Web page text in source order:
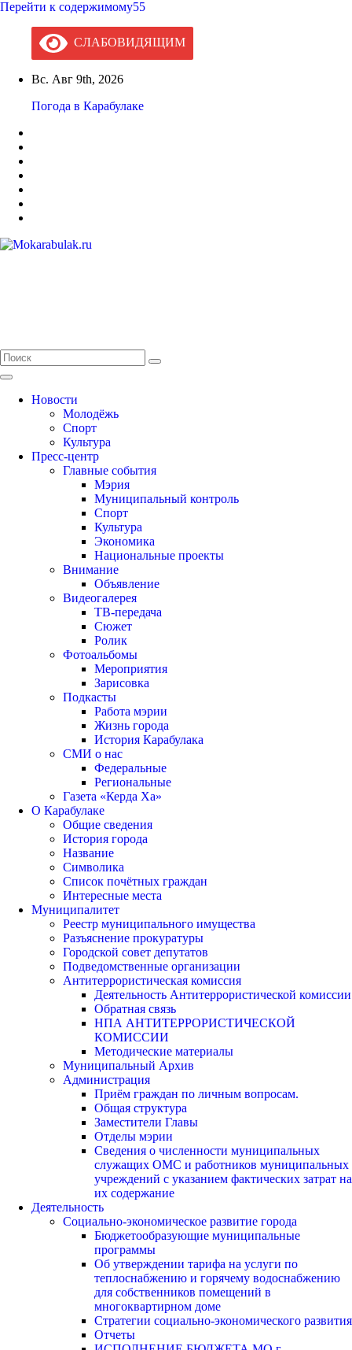
Перейти к содержимому55
СЛАБОВИДЯЩИМ
Вс. Авг 9th, 2026
Погода в Карабулаке
Новости
Молодёжь
Спорт
Культура
Пресс-центр
Главные события
Мэрия
Муниципальный контроль
Спорт
Культура
Экономика
Национальные проекты
Внимание
Объявление
Видеогалерея
ТВ-передача
Сюжет
Ролик
Фотоальбомы
Мероприятия
Зарисовка
Подкасты
Работа мэрии
Жизнь города
История Карабулака
СМИ о нас
Федеральные
Региональные
Газета «Керда Ха»
О Карабулаке
Общие сведения
История города
Название
Символика
Список почётных граждан
Интересные места
Муниципалитет
Реестр муниципального имущества
Разъяснение прокуратуры
Городской совет депутатов
Подведомственные организации
Антитеррористическая комиссия
Деятельность Антитеррористической комиссии
Обратная связь
НПА АНТИТЕРРОРИСТИЧЕСКОЙ
КОМИССИИ
Методические материалы
Муниципальный Архив
Администрация
Приём граждан по личным вопросам.
Общая структура
Заместители Главы
Отделы мэрии
Сведения о численности муниципальных
служащих ОМС и работников муниципальных
учреждений с указанием фактических затрат на
их содержание
Деятельность
Социально-экономическое развитие города
Бюджетообразующие муниципальные
программы
Об утверждении тарифа на услуги по
теплоснабжению и горячему водоснабжению
для собственников помещений в
многоквартирном доме
Стратегии социально-экономического развития
Отчеты